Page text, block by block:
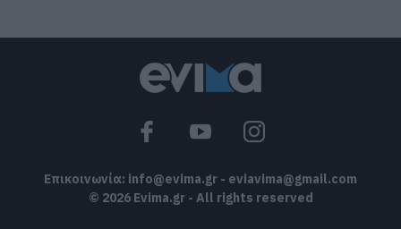
Εύβοια: Σήμερα το τελευταίο αντίο
στον 37χρονο που έχασε τη ζωή του σε
Επικοινωνία: info@evima.gr - eviavima@gmail.com
© 2026 Evima.gr - All rights reserved